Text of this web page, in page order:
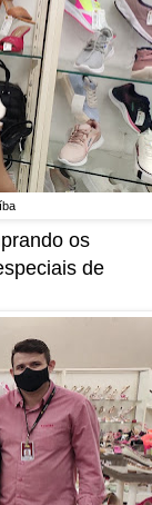
os
de